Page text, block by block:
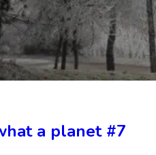
a planet #7